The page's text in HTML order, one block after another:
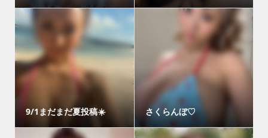
9/1まだまだ夏投稿☀️ さくらんぼ♡